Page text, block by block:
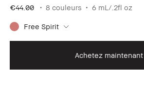
€44.00 8 couleurs 6 mL/.2fl oz
Free Spirit
Achetez maintenant